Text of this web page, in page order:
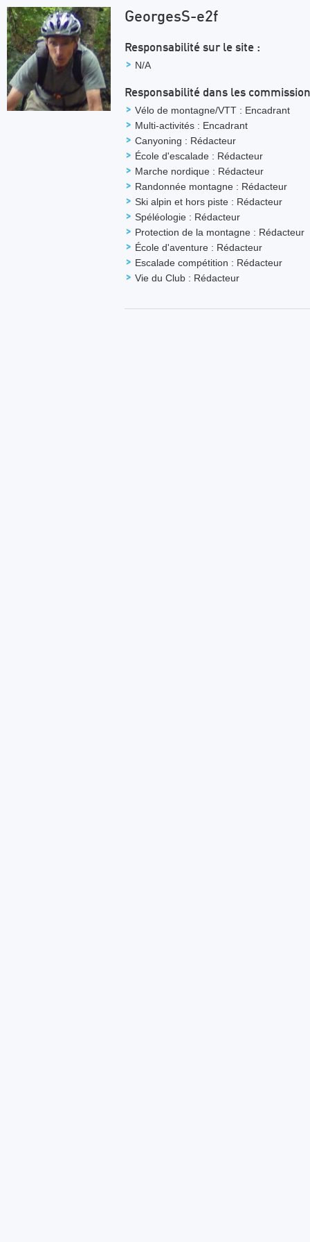
GeorgesS-e2f
Responsabilité sur le site :
N/A
Responsabilité dans les
Vélo de montagne/VTT : Encadrant
Multi-activités : Encadrant
Canyoning : Rédacteur
École d'escalade : Rédacteur
Marche nordique : Rédacteur
Randonnée montagne : Rédacteur
Ski alpin et hors piste : Rédacteur
Spéléologie : Rédacteur
Protection de la montagne : Rédacteur
École d'aventure : Rédacteur
Escalade compétition : Rédacteur
Vie du Club : Rédacteur